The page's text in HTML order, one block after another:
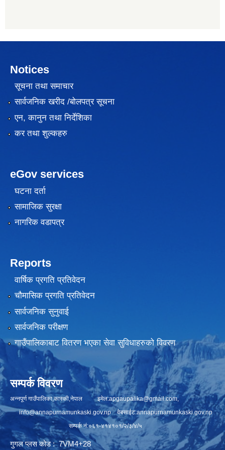
Notices
सूचना तथा समाचार
सार्वजनिक खरीद /बोलपत्र सूचना
एन, कानुन तथा निर्देशिका
कर तथा शुल्कहरु
eGov services
घटना दर्ता
सामाजिक सुरक्षा
नागरिक वडापत्र
Reports
वार्षिक प्रगति प्रतिवेदन
चौमासिक प्रगति प्रतिवेदन
सार्वजनिक सुनुवाई
सार्वजनिक परीक्षण
गाउँपालिकाबाट वितरण भएका सेवा सुविधाहरुको विवरण
सम्पर्क विवरण
अन्नपूर्ण गाउँपालिका,कास्की,नेपाल इमेल:apgaupalika@gmail.com,
info@annapurnamunkaski.gov.npवेबसाईट:annapurnamunkaski.gov.np
सम्पर्क नं:०६१-४१४१०१/२/३/४/५
गुगल प्लस कोड : 7VM4+28